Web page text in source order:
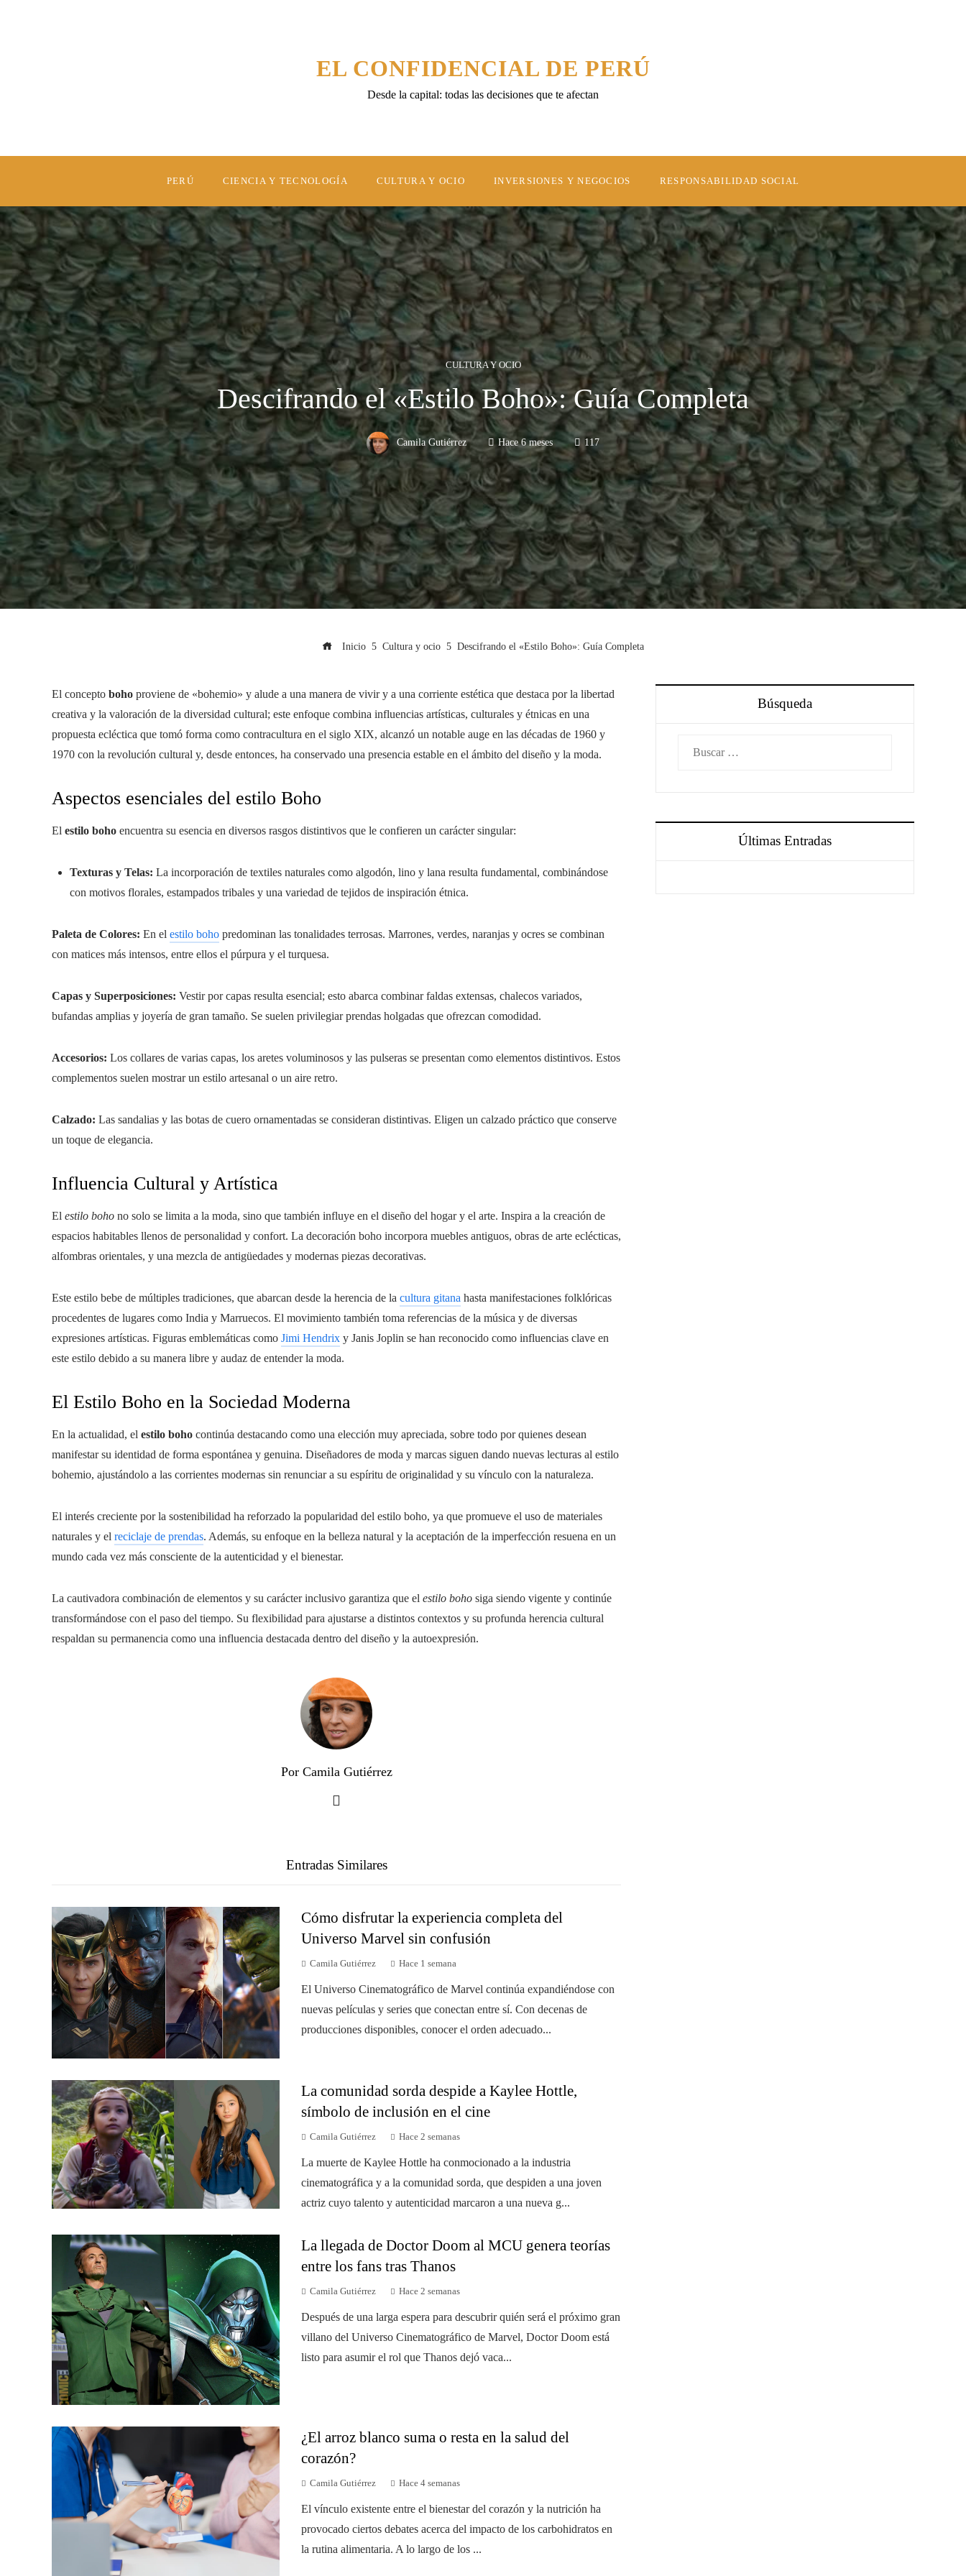
EL CONFIDENCIAL DE PERÚ
Desde la capital: todas las decisiones que te afectan
PERÚ CIENCIA Y TECNOLOGÍA CULTURA Y OCIO INVERSIONES Y NEGOCIOS RESPONSABILIDAD SOCIAL
CULTURA Y OCIO
Descifrando el «Estilo Boho»: Guía Completa
Camila Gutiérrez Hace 6 meses 117
Inicio Cultura y ocio Descifrando el «Estilo Boho»: Guía Completa
El concepto boho proviene de «bohemio» y alude a una manera de vivir y a una corriente estética que destaca por la libertad
creativa y la valoración de la diversidad cultural; este enfoque combina influencias artísticas, culturales y étnicas en una
propuesta ecléctica que tomó forma como contracultura en el siglo XIX, alcanzó un notable auge en las décadas de 1960 y
1970 con la revolución cultural y, desde entonces, ha conservado una presencia estable en el ámbito del diseño y la moda.
Aspectos esenciales del estilo Boho
El estilo boho encuentra su esencia en diversos rasgos distintivos que le confieren un carácter singular:
Texturas y Telas: La incorporación de textiles naturales como algodón, lino y lana resulta fundamental, combinándose
con motivos florales, estampados tribales y una variedad de tejidos de inspiración étnica.
Paleta de Colores: En el estilo boho predominan las tonalidades terrosas. Marrones, verdes, naranjas y ocres se combinan
con matices más intensos, entre ellos el púrpura y el turquesa.
Capas y Superposiciones: Vestir por capas resulta esencial; esto abarca combinar faldas extensas, chalecos variados,
bufandas amplias y joyería de gran tamaño. Se suelen privilegiar prendas holgadas que ofrezcan comodidad.
Accesorios: Los collares de varias capas, los aretes voluminosos y las pulseras se presentan como elementos distintivos. Estos
complementos suelen mostrar un estilo artesanal o un aire retro.
Calzado: Las sandalias y las botas de cuero ornamentadas se consideran distintivas. Eligen un calzado práctico que conserve
un toque de elegancia.
Influencia Cultural y Artística
El estilo boho no solo se limita a la moda, sino que también influye en el diseño del hogar y el arte. Inspira a la creación de
espacios habitables llenos de personalidad y confort. La decoración boho incorpora muebles antiguos, obras de arte eclécticas,
alfombras orientales, y una mezcla de antigüedades y modernas piezas decorativas.
Este estilo bebe de múltiples tradiciones, que abarcan desde la herencia de la cultura gitana hasta manifestaciones folklóricas
procedentes de lugares como India y Marruecos. El movimiento también toma referencias de la música y de diversas
expresiones artísticas. Figuras emblemáticas como Jimi Hendrix y Janis Joplin se han reconocido como influencias clave en
este estilo debido a su manera libre y audaz de entender la moda.
El Estilo Boho en la Sociedad Moderna
En la actualidad, el estilo boho continúa destacando como una elección muy apreciada, sobre todo por quienes desean
manifestar su identidad de forma espontánea y genuina. Diseñadores de moda y marcas siguen dando nuevas lecturas al estilo
bohemio, ajustándolo a las corrientes modernas sin renunciar a su espíritu de originalidad y su vínculo con la naturaleza.
El interés creciente por la sostenibilidad ha reforzado la popularidad del estilo boho, ya que promueve el uso de materiales
naturales y el reciclaje de prendas. Además, su enfoque en la belleza natural y la aceptación de la imperfección resuena en un
mundo cada vez más consciente de la autenticidad y el bienestar.
La cautivadora combinación de elementos y su carácter inclusivo garantiza que el estilo boho siga siendo vigente y continúe
transformándose con el paso del tiempo. Su flexibilidad para ajustarse a distintos contextos y su profunda herencia cultural
respaldan su permanencia como una influencia destacada dentro del diseño y la autoexpresión.
Por Camila Gutiérrez
Entradas Similares
Cómo disfrutar la experiencia completa del
Universo Marvel sin confusión
Camila Gutiérrez Hace 1 semana
El Universo Cinematográfico de Marvel continúa expandiéndose con
nuevas películas y series que conectan entre sí. Con decenas de
producciones disponibles, conocer el orden adecuado...
La comunidad sorda despide a Kaylee Hottle,
símbolo de inclusión en el cine
Camila Gutiérrez Hace 2 semanas
La muerte de Kaylee Hottle ha conmocionado a la industria
cinematográfica y a la comunidad sorda, que despiden a una joven
actriz cuyo talento y autenticidad marcaron a una nueva g...
La llegada de Doctor Doom al MCU genera teorías
entre los fans tras Thanos
Camila Gutiérrez Hace 2 semanas
Después de una larga espera para descubrir quién será el próximo gran
villano del Universo Cinematográfico de Marvel, Doctor Doom está
listo para asumir el rol que Thanos dejó vaca...
¿El arroz blanco suma o resta en la salud del
corazón?
Camila Gutiérrez Hace 4 semanas
El vínculo existente entre el bienestar del corazón y la nutrición ha
provocado ciertos debates acerca del impacto de los carbohidratos en
la rutina alimentaria. A lo largo de los ...
Búsqueda
Últimas Entradas